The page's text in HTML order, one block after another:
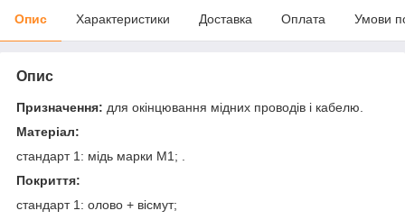
Опис Характеристики Доставка Оплата Умови
Опис
Призначення: для окінцювання мідних проводів і кабелю.
Матеріал:
стандарт 1: мідь марки М1; .
Покриття:
стандарт 1: олово + вісмут;